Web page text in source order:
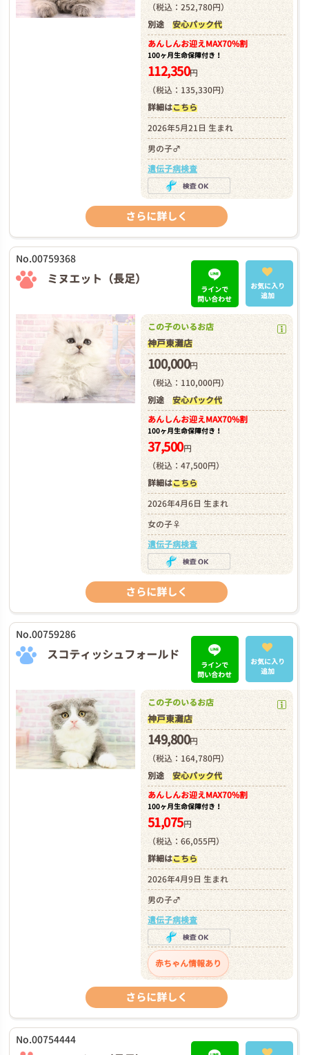
（税込：252,780円）
別途 安心パック代
あんしんお迎えMAX70%割
100ヶ月生命保障付き！
112,350円
（税込：135,330円）
詳細はこちら
2026年5月21日 生まれ
男の子♂
遺伝子病検査
さらに詳しく
No.00759368
ミヌエット（長足）
ラインで
問い合わせ
お気に入り
追加
この子のいるお店
神戸東灘店
100,000円
（税込：110,000円）
別途 安心パック代
あんしんお迎えMAX70%割
100ヶ月生命保障付き！
37,500円
（税込：47,500円）
詳細はこちら
2026年4月6日 生まれ
女の子♀
遺伝子病検査
さらに詳しく
No.00759286
スコティッシュフォールド
ラインで
問い合わせ
お気に入り
追加
この子のいるお店
神戸東灘店
149,800円
（税込：164,780円）
別途 安心パック代
あんしんお迎えMAX70%割
100ヶ月生命保障付き！
51,075円
（税込：66,055円）
詳細はこちら
2026年4月9日 生まれ
男の子♂
遺伝子病検査
赤ちゃん情報あり
さらに詳しく
No.00754444